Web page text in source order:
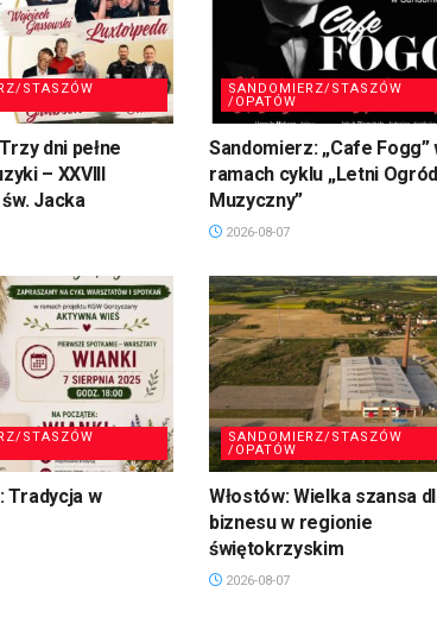
STASZÓW
dni pełne
– XXVIII
Jacka
SANDOMIERZ/STASZÓW
/OPATÓW
Sandomierz: „Cafe Fogg”
ramach cyklu „Letni Ogród
Muzyczny”
2026-08-07
STASZÓW
Tradycja w
SANDOMIERZ/STASZÓW
/OPATÓW
Włostów: Wielka szansa
biznesu w regionie
świętokrzyskim
2026-08-07